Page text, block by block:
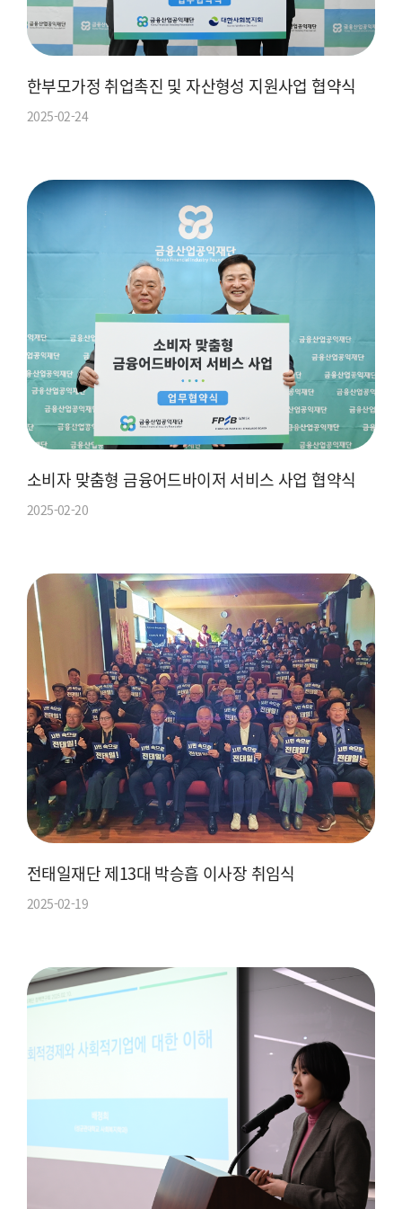
한부모가정 취업촉진 및 자산형성 지원사업 협약식
2025-02-24
소비자 맞춤형 금융어드바이저 서비스 사업 협약식
2025-02-20
전태일재단 제13대 박승흡 이사장 취임식
2025-02-19